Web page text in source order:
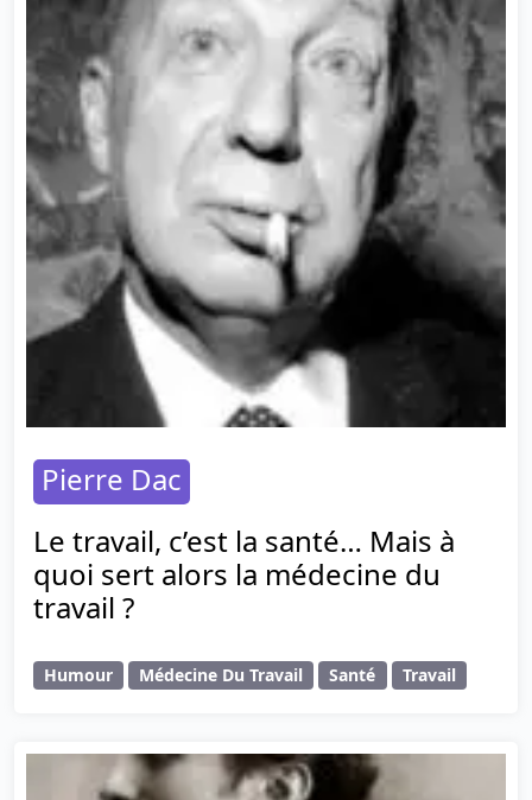
Pierre Dac
Le travail, c’est la santé… Mais à
quoi sert alors la médecine du
travail ?
Humour Médecine Du Travail Santé Travail